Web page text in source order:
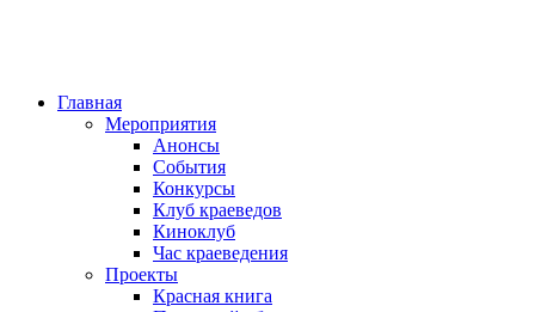
Главная
Мероприятия
Анонсы
События
Конкурсы
Клуб краеведов
Киноклуб
Час краеведения
Проекты
Красная книга